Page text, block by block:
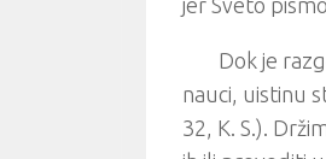
jer Sveto
Dok je
nauci, uistinu
32, K. S.).